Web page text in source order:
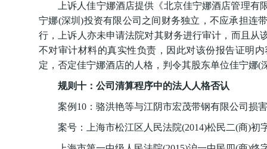
上诉人佳宁娜酒店提供《北京佳宁娜酒店管理
宁娜(深圳)投资有限公司之间财务独立，不应承担连
行，上诉人亦未申请法院对其财务进行审计，而且从
不对审计材料的真实性负责，因此对该份报告证明
定，否定佳宁娜酒店的人格，判令其股东单位佳宁娜(
规则十：公司清算程序中的法人人格否认
案例10：骆洪艳等与江阴市宏茂带钢有限公司损
案号：上海市松江区人民法院(2014)松民二(商)初